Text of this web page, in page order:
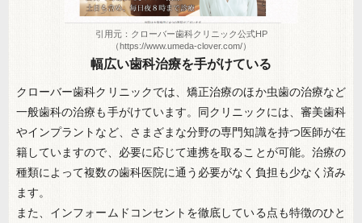
引用元：クローバー歯科クリニック公式HP
（https://www.umeda-clover.com/）
幅広い歯科治療を手がけている
クローバー歯科クリニックでは、矯正治療のほか虫歯の治療など
一般歯科の治療も手がけています。同クリニックには、審美歯科
やインプラントなど、さまざまな分野の専門知識を持つ医師が在
籍していますので、必要に応じて連携を取ることが可能。治療の
種類によって複数の歯科医院に通う必要がなく負担も少なく済み
ます。
また、インフォームドコンセントを徹底している点も特徴のひと